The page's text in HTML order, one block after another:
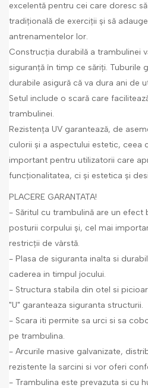
excelentă pentru cei care doresc
tradițională de exerciții și să
antrenamentelor lor.
Construcția durabilă a trambulinei
siguranță în timp ce săriți. Tuburile
durabile asigură că va dura ani de
Setul include o scară care
trambulinei.
Rezistența UV garantează, de
culorii și a aspectului estetic, ceea
important pentru utilizatorii care
funcționalitatea, ci și estetica și
PLACERE GARANTATA!
- Săritul cu trambulină are un efect
posturii corpului și, cel mai
restricții de vârstă.
- Plasa de siguranta inalta si
caderea in timpul jocului.
- Structura stabila din otel si
"U" garanteaza siguranta structurii.
- Scara iti permite sa urci si sa
pe trambulina.
- Arcurile masive galvanizate,
rezistente la sarcini si vor oferi
- Trambulina este prevazuta si cu